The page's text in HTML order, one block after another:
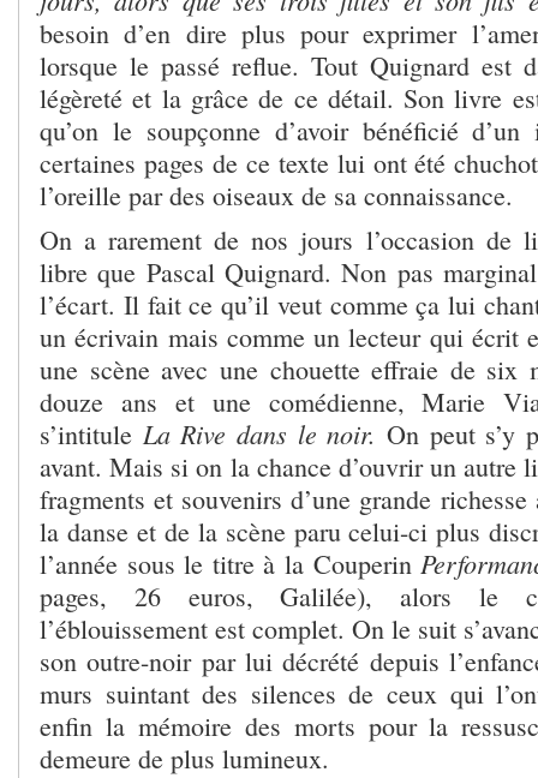
besoin d’en dire plus pour exprimer
lorsque le passé reflue. Tout Quignard est
légèreté et la grâce de ce détail. Son livre
qu’on le soupçonne d’avoir bénéficié
certaines pages de ce texte lui ont été
l’oreille par des oiseaux de sa connaissance.
On a rarement de nos jours l’occasion de
libre que Pascal Quignard. Non pas
l’écart. Il fait ce qu’il veut comme ça lui
un écrivain mais comme un lecteur qui écrit
une scène avec une chouette effraie de six
douze ans et une comédienne, Marie
s’intitule La Rive dans le noir. On peut s’y
avant. Mais si on la chance d’ouvrir un autre
fragments et souvenirs d’une grande
la danse et de la scène paru celui-ci plus
l’année sous le titre à la Couperin
pages, 26 euros, Galilée), alors le
l’éblouissement est complet. On le suit
son outre-noir par lui décrété depuis
murs suintant des silences de ceux qui
enfin la mémoire des morts pour la
demeure de plus lumineux.